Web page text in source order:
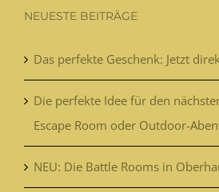
NEUESTE BEITRÄGE
Das perfekte Geschenk: Jetzt
Die perfekte Idee für den
Escape Room oder Outdoor-
NEU: Die Battle Rooms in